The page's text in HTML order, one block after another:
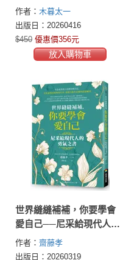
表達術：讓模糊變具體、
目標變行動，終結溝通內
耗，讓團隊動起來！
作者： 木暮太一
出版日：20260416
$450 優惠價356元
放入購物車
世界縫縫補補，你要學會
愛自己──尼采給現代人的
勇氣之書
作者： 齋藤孝
出版日：20260319